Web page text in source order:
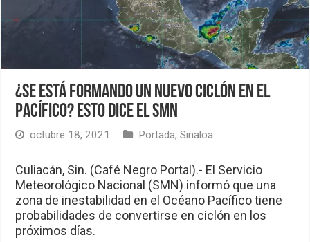
¿Se está formando un nuevo ciclón en el
Pacífico? Esto dice el SMN
octubre 18, 2021 Portada,Sinaloa
Culiacán, Sin. (Café Negro Portal).- El Servicio
Meteorológico Nacional (SMN) informó que una
zona de inestabilidad en el Océano Pacífico tiene
probabilidades de convertirse en ciclón en los
próximos días.